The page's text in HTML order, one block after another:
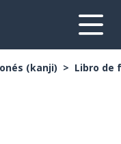
(kanji) Libro de